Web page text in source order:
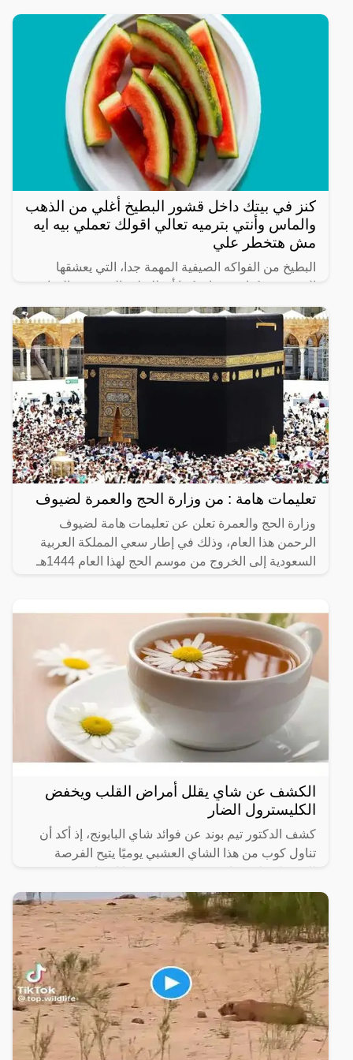
كنز في بيتك داخل قشور البطيخ أغلي من الذهب
والماس وأنتي بترميه تعالي اقولك تعملي بيه ايه
مش هتخطر علي
البطيخ من الفواكه الصيفية المهمة جدا، التي يعشقها
الجميع من كبار وصغار، كما أن للبطيخ العديد من الفوائد
حيث أن البطيخ يمد الجسم بالفيتامينات والألياف الهامة
تعليمات هامة : من وزارة الحج والعمرة لضيوف
وزارة الحج والعمرة تعلن عن تعليمات هامة لضيوف
الرحمن هذا العام، وذلك في إطار سعي المملكة العربية
السعودية إلى الخروج من موسم الحج لهذا العام 1444هـ
الكشف عن شاي يقلل أمراض القلب ويخفض
الكليسترول الضار
كشف الدكتور تيم بوند عن فوائد شاي البابونج، إذ أكد أن
تناول كوب من هذا الشاي العشبي يوميًا يتيح الفرصة
المادة